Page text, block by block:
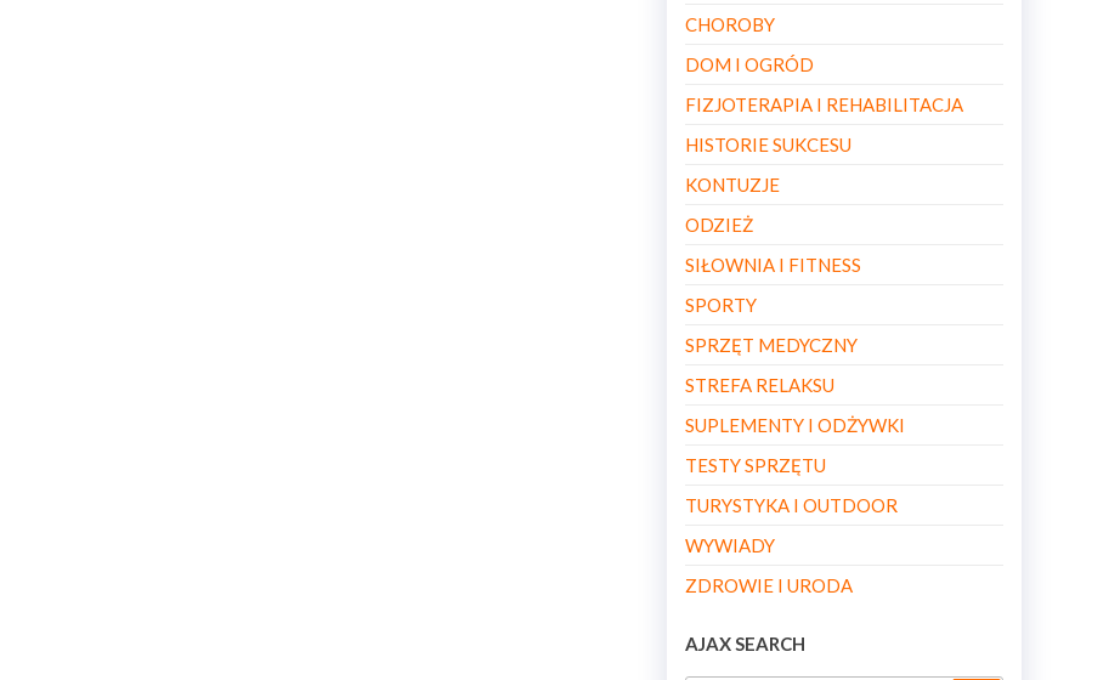
CHOROBY
DOM I OGRÓD
FIZJOTERAPIA I REHABILITACJA
HISTORIE SUKCESU
KONTUZJE
ODZIEŻ
SIŁOWNIA I FITNESS
SPORTY
SPRZĘT MEDYCZNY
STREFA RELAKSU
SUPLEMENTY I ODŻYWKI
TESTY SPRZĘTU
TURYSTYKA I OUTDOOR
WYWIADY
ZDROWIE I URODA
AJAX SEARCH